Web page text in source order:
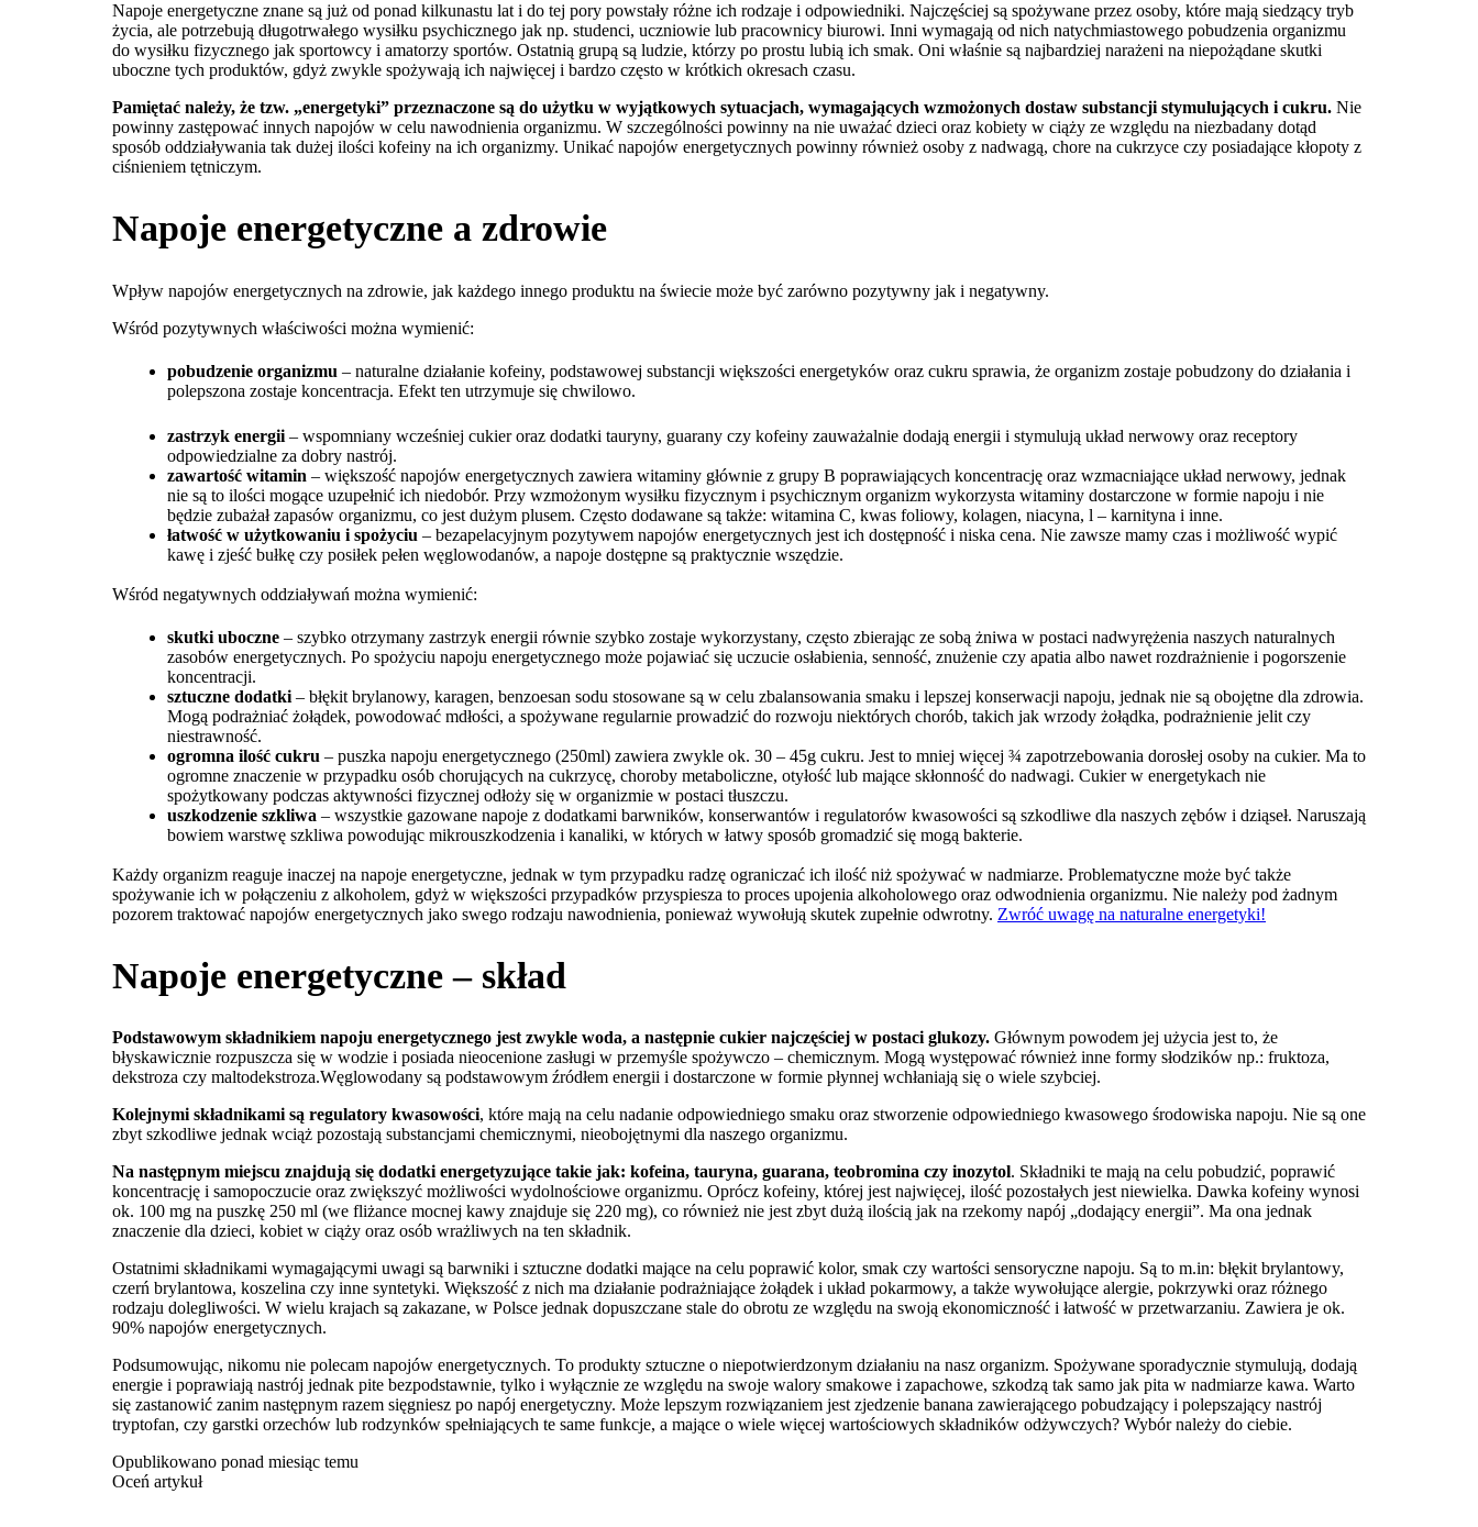
Napoje energetyczne znane są już od ponad kilkunastu lat i do tej pory powstały różne ich rodzaje i odpowiedniki. Najczęściej są spożywane przez osoby, które mają siedzący tryb
życia, ale potrzebują długotrwałego wysiłku psychicznego jak np. studenci, uczniowie lub pracownicy biurowi. Inni wymagają od nich natychmiastowego pobudzenia organizmu
do wysiłku fizycznego jak sportowcy i amatorzy sportów. Ostatnią grupą są ludzie, którzy po prostu lubią ich smak. Oni właśnie są najbardziej narażeni na niepożądane skutki
uboczne tych produktów, gdyż zwykle spożywają ich najwięcej i bardzo często w krótkich okresach czasu.
Pamiętać należy, że tzw. „energetyki” przeznaczone są do użytku w wyjątkowych sytuacjach, wymagających wzmożonych dostaw substancji stymulujących i cukru. Nie
powinny zastępować innych napojów w celu nawodnienia organizmu. W szczególności powinny na nie uważać dzieci oraz kobiety w ciąży ze względu na niezbadany dotąd
sposób oddziaływania tak dużej ilości kofeiny na ich organizmy. Unikać napojów energetycznych powinny również osoby z nadwagą, chore na cukrzyce czy posiadające kłopoty z
ciśnieniem tętniczym.
Napoje energetyczne a zdrowie
Wpływ napojów energetycznych na zdrowie, jak każdego innego produktu na świecie może być zarówno pozytywny jak i negatywny.
Wśród pozytywnych właściwości można wymienić:
pobudzenie organizmu – naturalne działanie kofeiny, podstawowej substancji większości energetyków oraz cukru sprawia, że organizm zostaje pobudzony do działania i
polepszona zostaje koncentracja. Efekt ten utrzymuje się chwilowo.
zastrzyk energii – wspomniany wcześniej cukier oraz dodatki tauryny, guarany czy kofeiny zauważalnie dodają energii i stymulują układ nerwowy oraz receptory
odpowiedzialne za dobry nastrój.
zawartość witamin – większość napojów energetycznych zawiera witaminy głównie z grupy B poprawiających koncentrację oraz wzmacniające układ nerwowy, jednak
nie są to ilości mogące uzupełnić ich niedobór. Przy wzmożonym wysiłku fizycznym i psychicznym organizm wykorzysta witaminy dostarczone w formie napoju i nie
będzie zubażał zapasów organizmu, co jest dużym plusem. Często dodawane są także: witamina C, kwas foliowy, kolagen, niacyna, l – karnityna i inne.
łatwość w użytkowaniu i spożyciu – bezapelacyjnym pozytywem napojów energetycznych jest ich dostępność i niska cena. Nie zawsze mamy czas i możliwość wypić
kawę i zjeść bułkę czy posiłek pełen węglowodanów, a napoje dostępne są praktycznie wszędzie.
Wśród negatywnych oddziaływań można wymienić:
skutki uboczne – szybko otrzymany zastrzyk energii równie szybko zostaje wykorzystany, często zbierając ze sobą żniwa w postaci nadwyrężenia naszych naturalnych
zasobów energetycznych. Po spożyciu napoju energetycznego może pojawiać się uczucie osłabienia, senność, znużenie czy apatia albo nawet rozdrażnienie i pogorszenie
koncentracji.
sztuczne dodatki – błękit brylanowy, karagen, benzoesan sodu stosowane są w celu zbalansowania smaku i lepszej konserwacji napoju, jednak nie są obojętne dla zdrowia.
Mogą podrażniać żołądek, powodować mdłości, a spożywane regularnie prowadzić do rozwoju niektórych chorób, takich jak wrzody żołądka, podrażnienie jelit czy
niestrawność.
ogromna ilość cukru – puszka napoju energetycznego (250ml) zawiera zwykle ok. 30 – 45g cukru. Jest to mniej więcej ¾ zapotrzebowania dorosłej osoby na cukier. Ma to
ogromne znaczenie w przypadku osób chorujących na cukrzycę, choroby metaboliczne, otyłość lub mające skłonność do nadwagi. Cukier w energetykach nie
spożytkowany podczas aktywności fizycznej odłoży się w organizmie w postaci tłuszczu.
uszkodzenie szkliwa – wszystkie gazowane napoje z dodatkami barwników, konserwantów i regulatorów kwasowości są szkodliwe dla naszych zębów i dziąseł. Naruszają
bowiem warstwę szkliwa powodując mikrouszkodzenia i kanaliki, w których w łatwy sposób gromadzić się mogą bakterie.
Każdy organizm reaguje inaczej na napoje energetyczne, jednak w tym przypadku radzę ograniczać ich ilość niż spożywać w nadmiarze. Problematyczne może być także
spożywanie ich w połączeniu z alkoholem, gdyż w większości przypadków przyspiesza to proces upojenia alkoholowego oraz odwodnienia organizmu. Nie należy pod żadnym
pozorem traktować napojów energetycznych jako swego rodzaju nawodnienia, ponieważ wywołują skutek zupełnie odwrotny. Zwróć uwagę na naturalne energetyki!
Napoje energetyczne – skład
Podstawowym składnikiem napoju energetycznego jest zwykle woda, a następnie cukier najczęściej w postaci glukozy. Głównym powodem jej użycia jest to, że
błyskawicznie rozpuszcza się w wodzie i posiada nieocenione zasługi w przemyśle spożywczo – chemicznym. Mogą występować również inne formy słodzików np.: fruktoza,
dekstroza czy maltodekstroza.Węglowodany są podstawowym źródłem energii i dostarczone w formie płynnej wchłaniają się o wiele szybciej.
Kolejnymi składnikami są regulatory kwasowości, które mają na celu nadanie odpowiedniego smaku oraz stworzenie odpowiedniego kwasowego środowiska napoju. Nie są one
zbyt szkodliwe jednak wciąż pozostają substancjami chemicznymi, nieobojętnymi dla naszego organizmu.
Na następnym miejscu znajdują się dodatki energetyzujące takie jak: kofeina, tauryna, guarana, teobromina czy inozytol. Składniki te mają na celu pobudzić, poprawić
koncentrację i samopoczucie oraz zwiększyć możliwości wydolnościowe organizmu. Oprócz kofeiny, której jest najwięcej, ilość pozostałych jest niewielka. Dawka kofeiny wynosi
ok. 100 mg na puszkę 250 ml (we fliżance mocnej kawy znajduje się 220 mg), co również nie jest zbyt dużą ilością jak na rzekomy napój „dodający energii”. Ma ona jednak
znaczenie dla dzieci, kobiet w ciąży oraz osób wrażliwych na ten składnik.
Ostatnimi składnikami wymagającymi uwagi są barwniki i sztuczne dodatki mające na celu poprawić kolor, smak czy wartości sensoryczne napoju. Są to m.in: błękit brylantowy,
czerń brylantowa, koszelina czy inne syntetyki. Większość z nich ma działanie podrażniające żołądek i układ pokarmowy, a także wywołujące alergie, pokrzywki oraz różnego
rodzaju dolegliwości. W wielu krajach są zakazane, w Polsce jednak dopuszczane stale do obrotu ze względu na swoją ekonomiczność i łatwość w przetwarzaniu. Zawiera je ok.
90% napojów energetycznych.
Podsumowując, nikomu nie polecam napojów energetycznych. To produkty sztuczne o niepotwierdzonym działaniu na nasz organizm. Spożywane sporadycznie stymulują, dodają
energie i poprawiają nastrój jednak pite bezpodstawnie, tylko i wyłącznie ze względu na swoje walory smakowe i zapachowe, szkodzą tak samo jak pita w nadmiarze kawa. Warto
się zastanowić zanim następnym razem sięgniesz po napój energetyczny. Może lepszym rozwiązaniem jest zjedzenie banana zawierającego pobudzający i polepszający nastrój
tryptofan, czy garstki orzechów lub rodzynków spełniających te same funkcje, a mające o wiele więcej wartościowych składników odżywczych? Wybór należy do ciebie.
Opublikowano ponad miesiąc temu
Oceń artykuł